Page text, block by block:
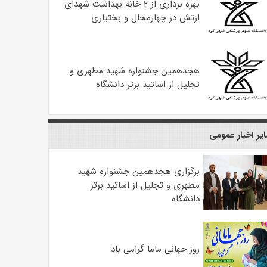
بهره ‌برداری از ۲ خانه بهداشت شهدای
ارتش در چهارمحال و بختیاری
هجدهمین جشنواره شهید مطهری و
تجلیل از اساتید برتر دانشگاه
اخبار عمومی
برگزاری هجدهمین جشنواره شهید
مطهری و تجلیل از اساتید برتر
دانشگاه
روز جهانی ماما گرامی باد